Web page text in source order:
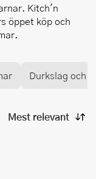
Kitch'n
öppet köp och
Durkslag och